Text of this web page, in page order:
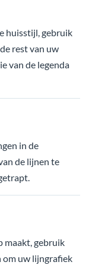
huisstijl, gebruik
rest van uw
van de legenda
in de
de lijnen te
maakt, gebruik
om uw lijngrafiek